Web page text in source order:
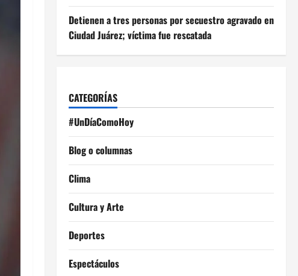
Detienen a tres personas por secuestro agravado en
Ciudad Juárez; víctima fue rescatada
CATEGORÍAS
#UnDíaComoHoy
Blog o columnas
Clima
Cultura y Arte
Deportes
Espectáculos